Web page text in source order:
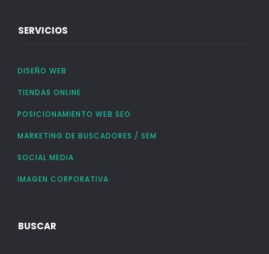
SERVICIOS
DISEÑO WEB
TIENDAS ONLINE
POSICIONAMIENTO WEB SEO
MARKETING DE BUSCADORES / SEM
SOCIAL MEDIA
IMAGEN CORPORATIVA
BUSCAR